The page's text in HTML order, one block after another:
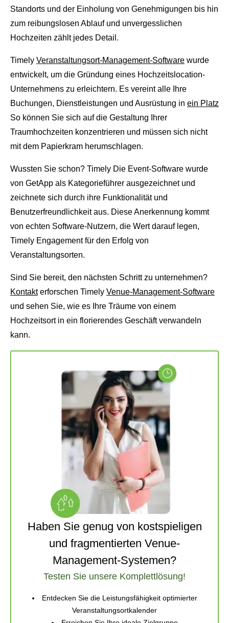
Standorts und der Einholung von Genehmigungen bis hin
zum reibungslosen Ablauf und unvergesslichen
Hochzeiten zählt jedes Detail.
Timely Veranstaltungsort-Management-Software wurde
entwickelt, um die Gründung eines Hochzeitslocation-
Unternehmens zu erleichtern. Es vereint alle Ihre
Buchungen, Dienstleistungen und Ausrüstung in ein Platz
So können Sie sich auf die Gestaltung Ihrer
Traumhochzeiten konzentrieren und müssen sich nicht
mit dem Papierkram herumschlagen.
Wussten Sie schon? Timely Die Event-Software wurde
von GetApp als Kategorieführer ausgezeichnet und
zeichnete sich durch ihre Funktionalität und
Benutzerfreundlichkeit aus. Diese Anerkennung kommt
von echten Software-Nutzern, die Wert darauf legen,
Timely Engagement für den Erfolg von
Veranstaltungsorten.
Sind Sie bereit, den nächsten Schritt zu unternehmen?
Kontakterforschen Timely Venue-Management-Software
und sehen Sie, wie es Ihre Träume von einem
Hochzeitsort in ein florierendes Geschäft verwandeln
kann.
Haben Sie genug von kostspieligen
und fragmentierten Venue-
Management-Systemen?
Testen Sie unsere Komplettlösung!
Entdecken Sie die Leistungsfähigkeit optimierter
Veranstaltungsortkalender